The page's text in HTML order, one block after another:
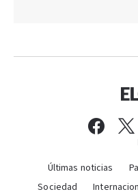
Últimas noticias
Sociedad